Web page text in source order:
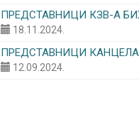
ПРЕДСТАВНИЦИ КЗВ-А
18.11.2024.
ПРЕДСТАВНИЦИ
12.09.2024.